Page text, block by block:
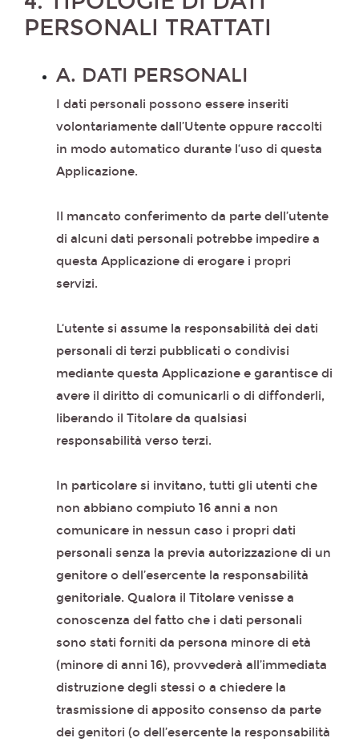
PERSONALI TRATTATI
A. DATI PERSONALI
I dati personali possono essere inseriti
volontariamente dall’Utente oppure raccolti
in modo automatico durante l‘uso di questa
Applicazione.
Il mancato conferimento da parte dell’utente
di alcuni dati personali potrebbe impedire a
questa Applicazione di erogare i propri
servizi.
L‘utente si assume la responsabilità dei dati
personali di terzi pubblicati o condivisi
mediante questa Applicazione e garantisce di
avere il diritto di comunicarli o di diffonderli,
liberando il Titolare da qualsiasi
responsabilità verso terzi.
In particolare si invitano, tutti gli utenti che
non abbiano compiuto 16 anni a non
comunicare in nessun caso i propri dati
personali senza la previa autorizzazione di un
genitore o dell’esercente la responsabilità
genitoriale. Qualora il Titolare venisse a
conoscenza del fatto che i dati personali
sono stati forniti da persona minore di età
(minore di anni 16), provvederà all’immediata
distruzione degli stessi o a chiedere la
trasmissione di apposito consenso da parte
dei genitori (o dell’esercente la responsabilità